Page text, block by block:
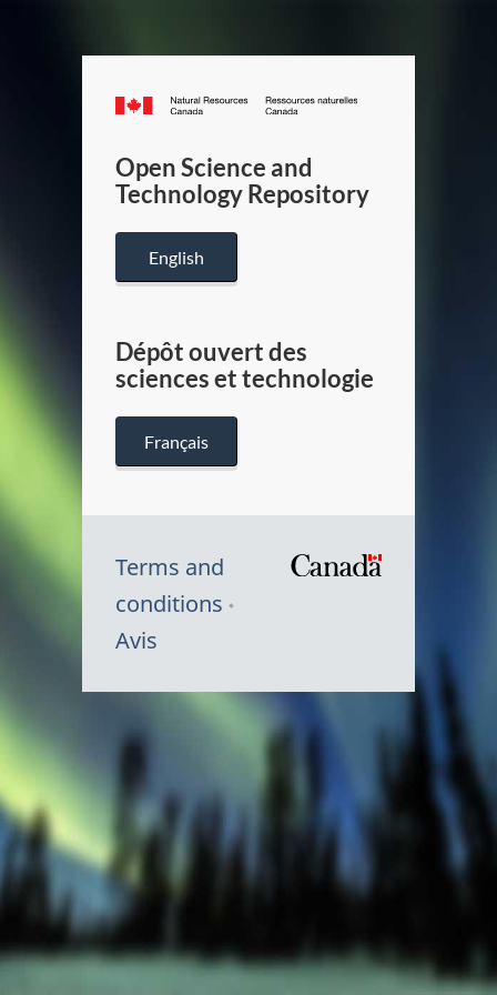
Canada.ca
/
Canada
Open Science and
Technology Repository
English
Dépôt ouvert des
sciences et technologie
Français
Terms and
conditions
Avis
Canada